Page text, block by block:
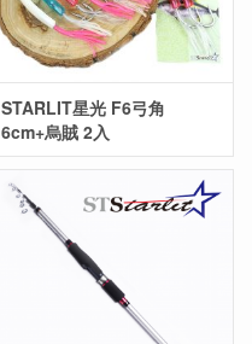
STARLIT星光 F6弓角
6cm+烏賊 2入